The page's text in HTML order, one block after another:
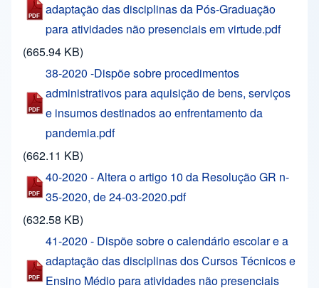
adaptação das disciplinas da Pós-Graduação
para atividades não presenciais em virtude.pdf
(665.94 KB)
38-2020 -Dispõe sobre procedimentos
administrativos para aquisição de bens, serviços
e insumos destinados ao enfrentamento da
pandemia.pdf
(662.11 KB)
40-2020 - Altera o artigo 10 da Resolução GR n-
35-2020, de 24-03-2020.pdf
(632.58 KB)
41-2020 - Dispõe sobre o calendário escolar e a
adaptação das disciplinas dos Cursos Técnicos e
Ensino Médio para atividades não presenciais